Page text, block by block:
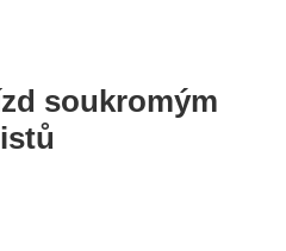
soukromým